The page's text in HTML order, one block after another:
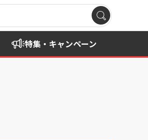
特集・キャンペーン